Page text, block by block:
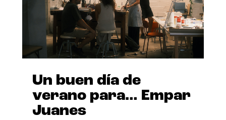
Un buen día de
verano para… Empar
Juanes